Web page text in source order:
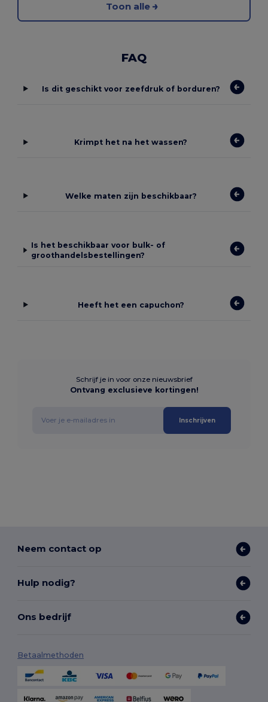
Toon alle
FAQ
Is dit geschikt voor zeefdruk of borduren?
Krimpt het na het wassen?
Welke maten zijn beschikbaar?
Is het beschikbaar voor bulk- of
groothandelsbestellingen?
Heeft het een capuchon?
Schrijf je in voor onze nieuwsbrief
Ontvang exclusieve kortingen!
Inschrijven
Neem contact op
Hulp nodig?
Ons bedrijf
Betaalmethoden